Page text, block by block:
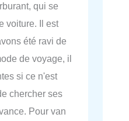
qui se
voiture. Il est
été ravi de
de voyage, il
si ce n'est
chercher ses
Pour van